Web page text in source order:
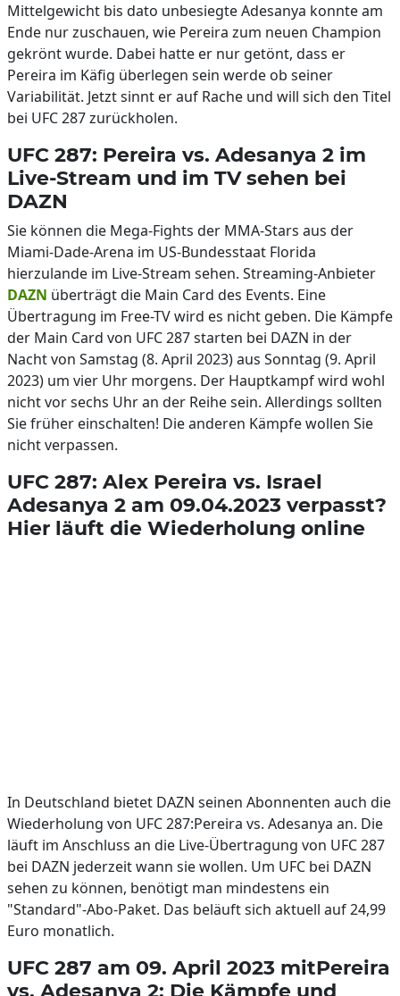
Mittelgewicht bis dato unbesiegte Adesanya konnte am
Ende nur zuschauen, wie Pereira zum neuen Champion
gekrönt wurde. Dabei hatte er nur getönt, dass er
Pereira im Käfig überlegen sein werde ob seiner
Variabilität. Jetzt sinnt er auf Rache und will sich den Titel
bei UFC 287 zurückholen.
UFC 287: Pereira vs. Adesanya 2 im
Live-Stream und im TV sehen bei
DAZN
Sie können die Mega-Fights der MMA-Stars aus der
Miami-Dade-Arena im US-Bundesstaat Florida
hierzulande im Live-Stream sehen. Streaming-Anbieter
DAZN überträgt die Main Card des Events. Eine
Übertragung im Free-TV wird es nicht geben. Die Kämpfe
der Main Card von UFC 287 starten bei DAZN in der
Nacht von Samstag (8. April 2023) aus Sonntag (9. April
2023) um vier Uhr morgens. Der Hauptkampf wird wohl
nicht vor sechs Uhr an der Reihe sein. Allerdings sollten
Sie früher einschalten! Die anderen Kämpfe wollen Sie
nicht verpassen.
UFC 287: Alex Pereira vs. Israel
Adesanya 2 am 09.04.2023 verpasst?
Hier läuft die Wiederholung online
In Deutschland bietet DAZN seinen Abonnenten auch die
Wiederholung von UFC 287:Pereira vs. Adesanya an. Die
läuft im Anschluss an die Live-Übertragung von UFC 287
bei DAZN jederzeit wann sie wollen. Um UFC bei DAZN
sehen zu können, benötigt man mindestens ein
"Standard"-Abo-Paket. Das beläuft sich aktuell auf 24,99
Euro monatlich.
UFC 287 am 09. April 2023 mitPereira
vs. Adesanya 2: Die Kämpfe und